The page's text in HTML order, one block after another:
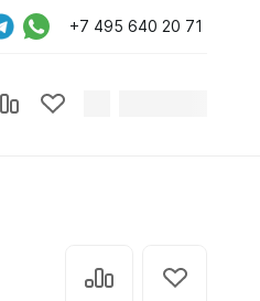
+7 495 640 20 71